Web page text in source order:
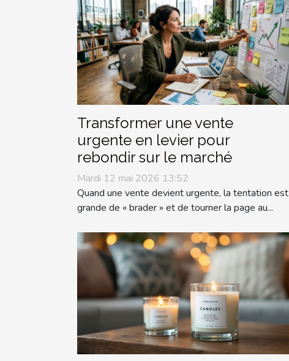
Transformer une vente
urgente en levier pour
rebondir sur le marché
Mardi 12 mai 2026 13:52
Quand une vente devient urgente, la tentation est
grande de « brader » et de tourner la page au...